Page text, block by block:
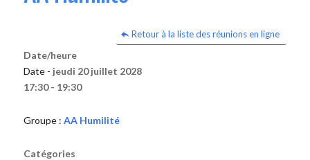
Retour à la liste des réunions en ligne
Date/heure
Date - jeudi 20 juillet 2028
17:30 - 19:30
Groupe : AA Humilité
Catégories